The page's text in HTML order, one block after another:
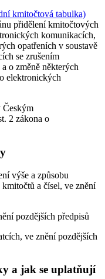
kmitočtová tabulka)
přidělení kmitočtových
komunikacích,
opatřeních v soustavě
se zrušením
o změně některých
elektronických
Českým
2 zákona o
výše a způsobu
a čísel, ve znění
pozdějších předpisů
ve znění pozdějších
a jak se uplatňují